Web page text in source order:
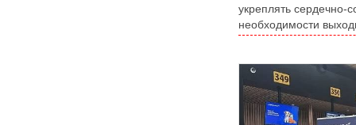
укреплять сердечно-
необходимости